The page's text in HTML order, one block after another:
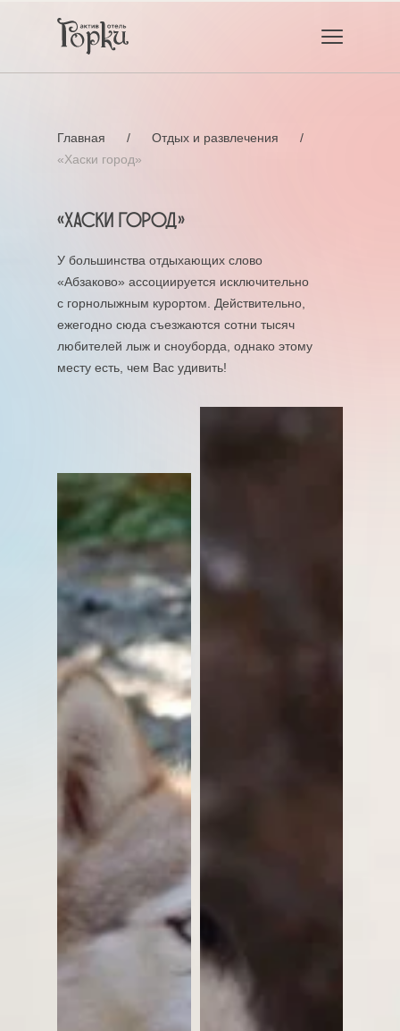
Главная / Отдых и развлечения
/
«Хаски город»
«Хаски город»
У большинства отдыхающих слово
«Абзаково» ассоциируется исключительно
с горнолыжным курортом. Действительно,
ежегодно сюда съезжаются сотни тысяч
любителей лыж и сноуборда, однако этому
месту есть, чем Вас удивить!